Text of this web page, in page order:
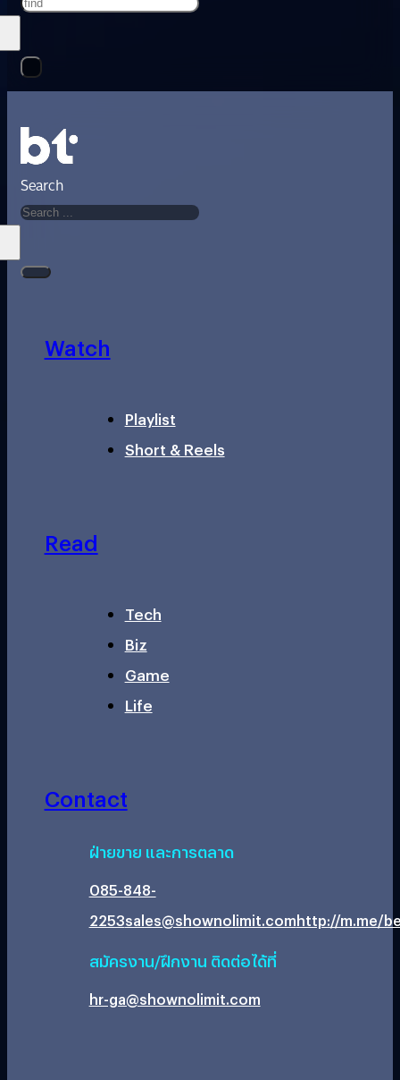
Search
Watch
Playlist
Short & Reels
Read
Tech
Biz
Game
Life
Contact
ฝ่ายขาย และการตลาด
085-848-
2253sales@shownolimit.comhttp://m.me/
สมัครงาน/ฝึกงาน ติดต่อได้ที่
hr-ga@shownolimit.com